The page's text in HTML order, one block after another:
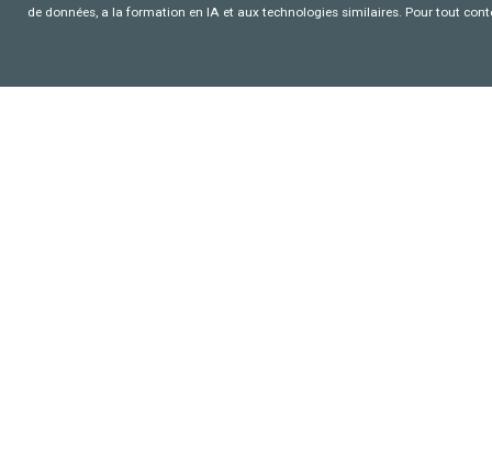
de données, a la formation en IA et aux technologies similaires. Pour tout